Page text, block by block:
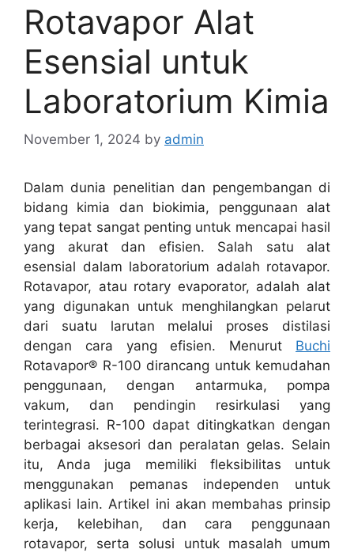
Rotavapor Alat
Esensial untuk
Laboratorium Kimia
November 1, 2024 by admin
Dalam dunia penelitian dan pengembangan di
bidang kimia dan biokimia, penggunaan alat
yang tepat sangat penting untuk mencapai hasil
yang akurat dan efisien. Salah satu alat
esensial dalam laboratorium adalah rotavapor.
Rotavapor, atau rotary evaporator, adalah alat
yang digunakan untuk menghilangkan pelarut
dari suatu larutan melalui proses distilasi
dengan cara yang efisien. Menurut Buchi
Rotavapor® R-100 dirancang untuk kemudahan
penggunaan, dengan antarmuka, pompa
vakum, dan pendingin resirkulasi yang
terintegrasi. R-100 dapat ditingkatkan dengan
berbagai aksesori dan peralatan gelas. Selain
itu, Anda juga memiliki fleksibilitas untuk
menggunakan pemanas independen untuk
aplikasi lain. Artikel ini akan membahas prinsip
kerja, kelebihan, dan cara penggunaan
rotavapor, serta solusi untuk masalah umum